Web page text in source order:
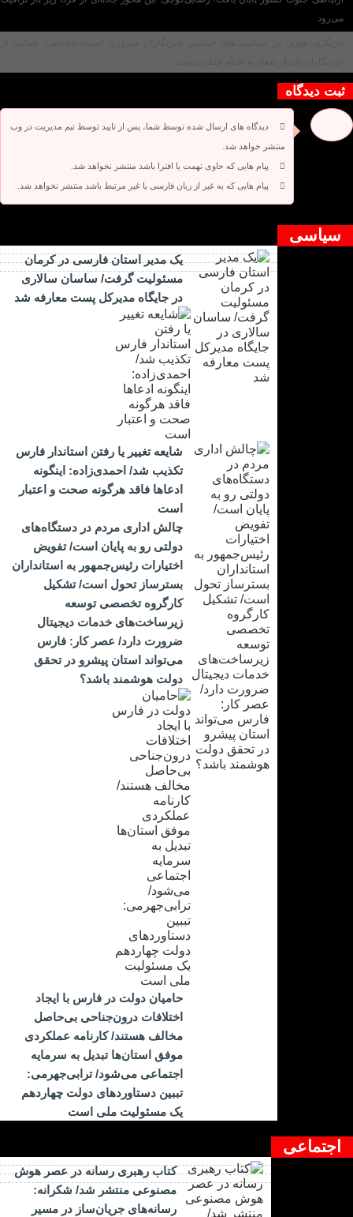
می‌رود
ثبت دیدگاه
دیدگاه های ارسال شده توسط شما، پس از تایید توسط تیم مدیریت در وب
منتشر خواهد شد.
پیام هایی که حاوی تهمت یا افترا باشد منتشر نخواهد شد.
پیام هایی که به غیر از زبان فارسی یا غیر مرتبط باشد منتشر نخواهد شد.
سیاسی
یک مدیر استان فارسی در کرمان
مسئولیت گرفت/ ساسان سالاری
در جایگاه مدیرکل پست معارفه شد
شایعه تغییر یا رفتن استاندار فارس
تکذیب شد/ احمدی‌زاده: اینگونه
ادعاها فاقد هرگونه صحت و اعتبار
است
چالش اداری مردم در دستگاه‌های
دولتی رو به پایان است/ تفویض
اختیارات رئیس‌جمهور به استانداران
بسترساز تحول است/ تشکیل
کارگروه تخصصی توسعه
زیرساخت‌های خدمات دیجیتال
ضرورت دارد/ عصر کار: فارس
می‌تواند استان پیشرو در تحقق
دولت هوشمند باشد؟
حامیان دولت در فارس با ایجاد
اختلافات درون‌جناحی بی‌حاصل
مخالف هستند/ کارنامه عملکردی
موفق استان‌ها تبدیل به سرمایه
اجتماعی می‌شود/ ترابی‌جهرمی:
تببین دستاوردهای دولت چهاردهم
یک مسئولیت ملی است
اجتماعی
کتاب رهبری رسانه در عصر هوش
مصنوعی منتشر شد/ شکرانه:
رسانه‌های جریان‌ساز در مسیر